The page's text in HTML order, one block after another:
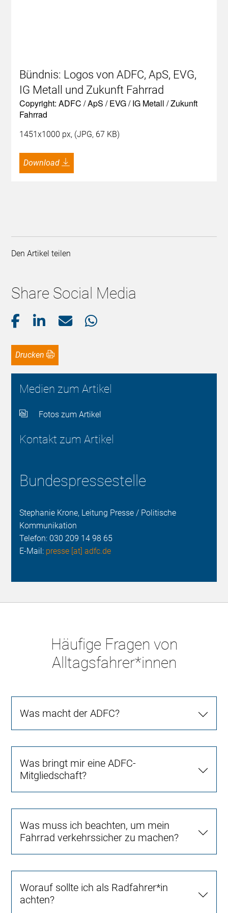
Bündnis: Logos von ADFC, ApS, EVG,
IG Metall und Zukunft Fahrrad
Copyright: ADFC / ApS / EVG / IG Metall / Zukunft
Fahrrad
1451x1000 px, (JPG, 67 KB)
Download
Den Artikel teilen
Share Social Media
Drucken
Medien zum Artikel
Fotos zum Artikel
Kontakt zum Artikel
Bundespressestelle
Stephanie Krone, Leitung Presse / Politische
Kommunikation
Telefon: 030 209 14 98 65
E-Mail: presse [at] adfc.de
Häufige Fragen von
Alltagsfahrer*innen
Was macht der ADFC?
Was bringt mir eine ADFC-
Mitgliedschaft?
Was muss ich beachten, um mein
Fahrrad verkehrssicher zu machen?
Worauf sollte ich als Radfahrer*in
achten?